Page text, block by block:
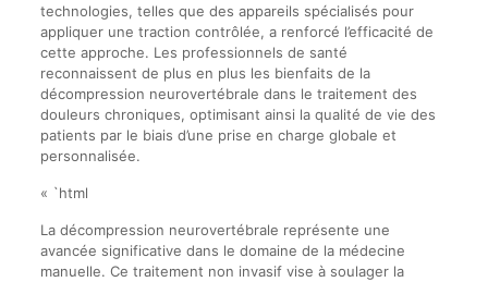
technologies, telles que des appareils spécialisés pour
appliquer une traction contrôlée, a renforcé l’efficacité de
cette approche. Les professionnels de santé
reconnaissent de plus en plus les bienfaits de la
décompression neurovertébrale dans le traitement des
douleurs chroniques, optimisant ainsi la qualité de vie des
patients par le biais d’une prise en charge globale et
personnalisée.
« `html
La décompression neurovertébrale représente une
avancée significative dans le domaine de la médecine
manuelle. Ce traitement non invasif vise à soulager la